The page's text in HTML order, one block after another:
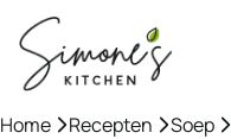
naar
inhoud
Home »Recepten »Soep »